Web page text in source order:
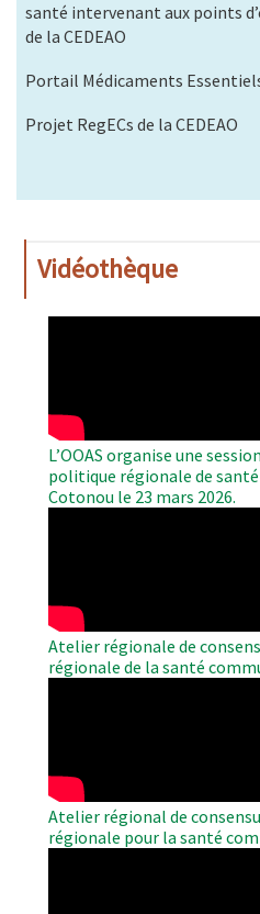
santé intervenant aux points
de la CEDEAO
Portail Médicaments
Projet RegECs de la CEDEAO
Vidéothèque
L’OOAS organise une
politique régionale de
Cotonou le 23 mars 2026.
Atelier régionale de
régionale de la santé
Atelier régional de
régionale pour la santé